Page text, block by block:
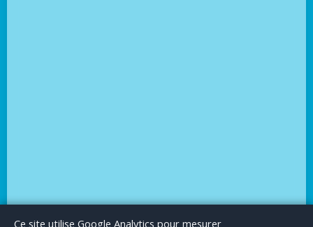
Le BlogPublicité Articles invitésMentions Légales
Ce site utilise Google Analytics pour mesurer